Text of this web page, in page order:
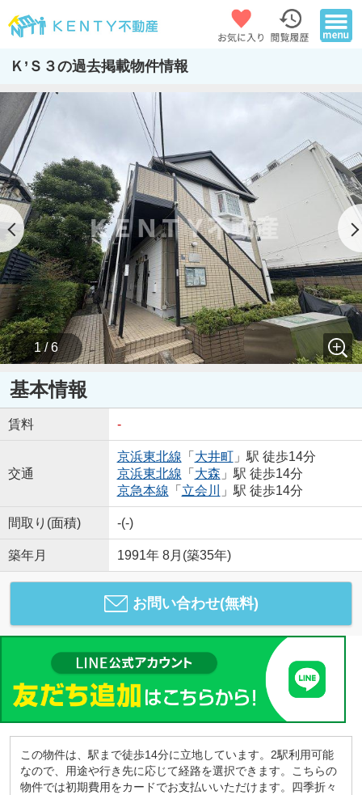
Ｋ’Ｓ３の過去掲載物件情報
1 / 6
基本情報
賃料 -
交通
京浜東北線 「 大井町」駅 徒歩14分
京浜東北線 「 大森 」駅 徒歩14分
京急本線 「 立会川 」駅 徒歩14分
間取り(面積) -(-)
築年月 1991年 8月(築35年)
お問い合わせ(無料)
この物件は、駅まで徒歩14分に立地しています。2駅利用可能
なので、用途や行き先に応じて経路を選択できます。こちらの
物件では初期費用をカードでお支払いいただけます。四季折々